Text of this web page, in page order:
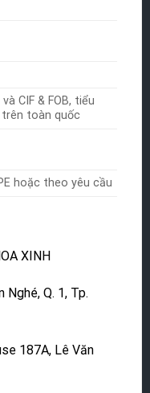
CIF & FOB, tiểu
toàn quốc
hoặc theo yêu cầu
XINH
Nghé, Q. 1, Tp.
187A, Lê Văn